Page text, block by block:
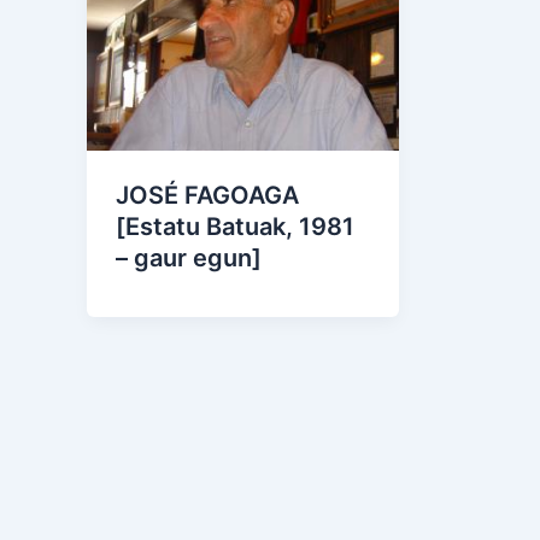
JOSÉ FAGOAGA
[Estatu Batuak, 1981
– gaur egun]